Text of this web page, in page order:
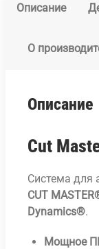
Описание
О
Описание
Cut
Система для
CUT
Dynamics®.
Мощное